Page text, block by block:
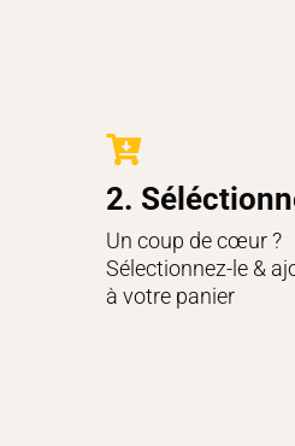

2.
Un coup de cœur ?
Sélectionnez-le &
à votre panier